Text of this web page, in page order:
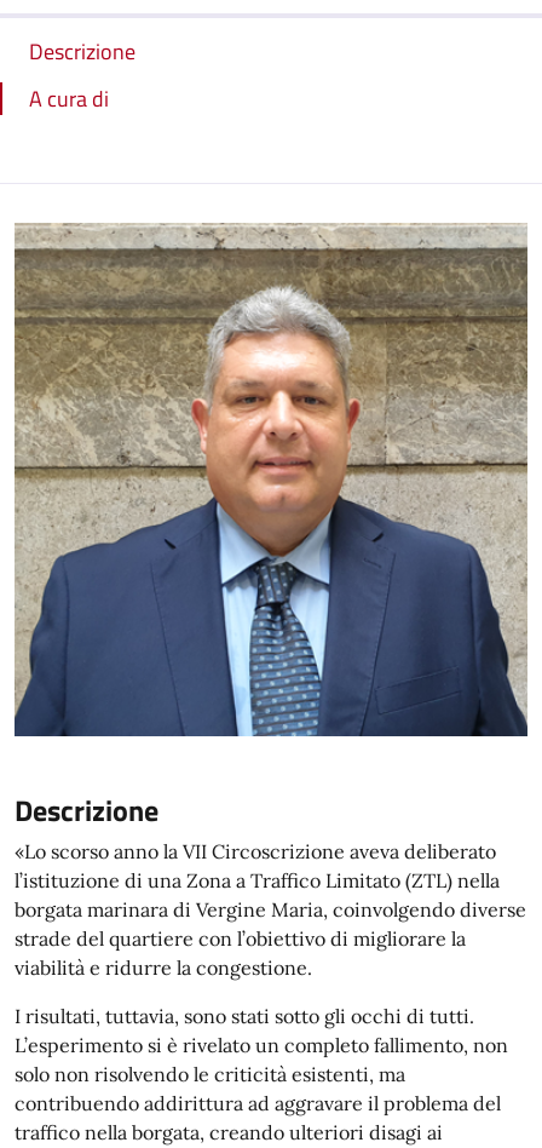
Descrizione
A cura di
Descrizione
«Lo scorso anno la VII Circoscrizione aveva deliberato
l’istituzione di una Zona a Traffico Limitato (ZTL) nella
borgata marinara di Vergine Maria, coinvolgendo diverse
strade del quartiere con l’obiettivo di migliorare la
viabilità e ridurre la congestione.
I risultati, tuttavia, sono stati sotto gli occhi di tutti.
L’esperimento si è rivelato un completo fallimento, non
solo non risolvendo le criticità esistenti, ma
contribuendo addirittura ad aggravare il problema del
traffico nella borgata, creando ulteriori disagi ai